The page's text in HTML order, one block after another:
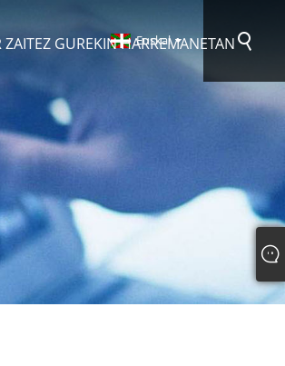
ZAITEZ GUREKIN HARREMANETAN
Euskal